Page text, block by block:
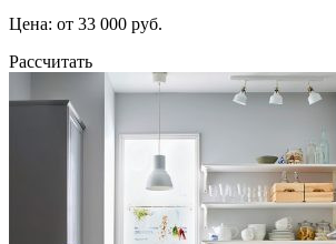
Цена: от 33 000 руб.
Рассчитать